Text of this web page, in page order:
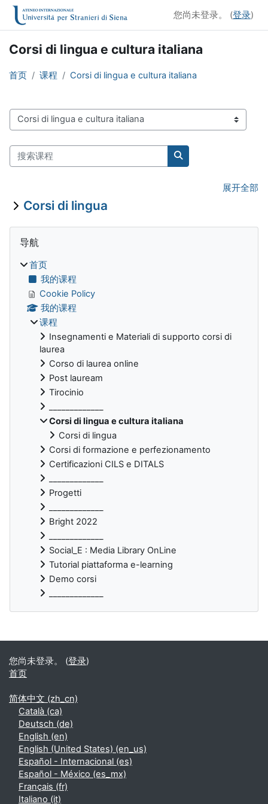
跳到主要内容
您尚未登录。 (登录)
Corsi di lingua e cultura italiana
首页 课程 Corsi di lingua e cultura italiana
课程类别
搜索课程
搜索课程
展开全部
Corsi di lingua
版块
导航
首页
我的课程
Cookie Policy
我的课程
课程
Insegnamenti e Materiali di supporto corsi di
laurea
Corso di laurea online
Post lauream
Tirocinio
Corsi di lingua e cultura italiana
Corsi di lingua
Corsi di formazione e perfezionamento
Certificazioni CILS e DITALS
Progetti
Bright 2022
Social_E : Media Library OnLine
Tutorial piattaforma e-learning
Demo corsi
补充内容块
您尚未登录。 (登录)
首页
简体中文 ‎(zh_cn)‎
Català ‎(ca)‎
Deutsch ‎(de)‎
English ‎(en)‎
English (United States) ‎(en_us)‎
Español - Internacional ‎(es)‎
Español - México ‎(es_mx)‎
Français ‎(fr)‎
Italiano ‎(it)‎